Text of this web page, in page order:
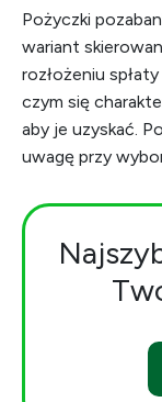
Pożyczki
wariant
rozłożeniu
czym się
aby je uzyskać.
uwagę przy